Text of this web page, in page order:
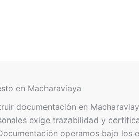
en Macharaviaya
documentación en
exige trazabilidad y
operamos bajo los